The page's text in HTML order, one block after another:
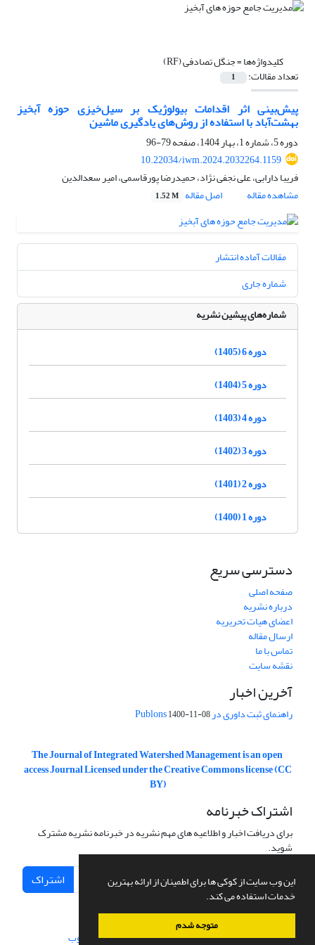
این وب سایت از کوکی ها برای اطمینان از ارائه بهترین
خدمات استفاده می کند.
متوجه شدم
کلیدواژه‌ها =جنگل تصادفی (RF)
تعداد مقالات: 1
پیش‌بینی اثر اقدامات بیولوژیک بر سیل‌خیزی حوزه آبخیز
بهشت‌آباد با استفاده از روش‌های یادگیری ماشین
دوره 5، شماره 1، بهار 1404، صفحه
79-96
10.22034/iwm.2024.2032264.1159
فریبا دارابی، علی نجفی نژاد، حمیدرضا پورقاسمی، امیر سعدالدین
مشاهده مقاله
اصل مقاله 1.52 M
مقالات آماده انتشار
شماره جاری
شماره‌های پیشین نشریه
دوره 6 (1405)
دوره 5 (1404)
دوره 4 (1403)
دوره 3 (1402)
دوره 2 (1401)
دوره 1 (1400)
دسترسی سریع
صفحه اصلی
درباره نشریه
اعضای هیات تحریریه
ارسال مقاله
تماس با ما
نقشه سایت
آخرین اخبار
راهنمای ثبت داوری در Publons1400-11-08
The Journal of Integrated Watershed Management is an open
access Journal Licensed under the Creative Commons license (CC
BY)
اشتراک خبرنامه
برای دریافت اخبار و اطلاعیه های مهم نشریه در خبرنامه نشریه مشترک
شوید.
اشتراک
سامانه مدیریت نشریات علمی.طراحی و پیاده سازی از سیناوب